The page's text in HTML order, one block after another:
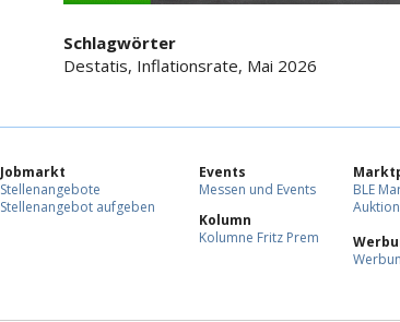
Schlagwörter
Destatis, Inflationsrate, Mai 2026
Jobmarkt
Stellenangebote
Stellenangebot aufgeben
Events
Messen und Events
Kolumn
Kolumne Fritz Prem
BLE